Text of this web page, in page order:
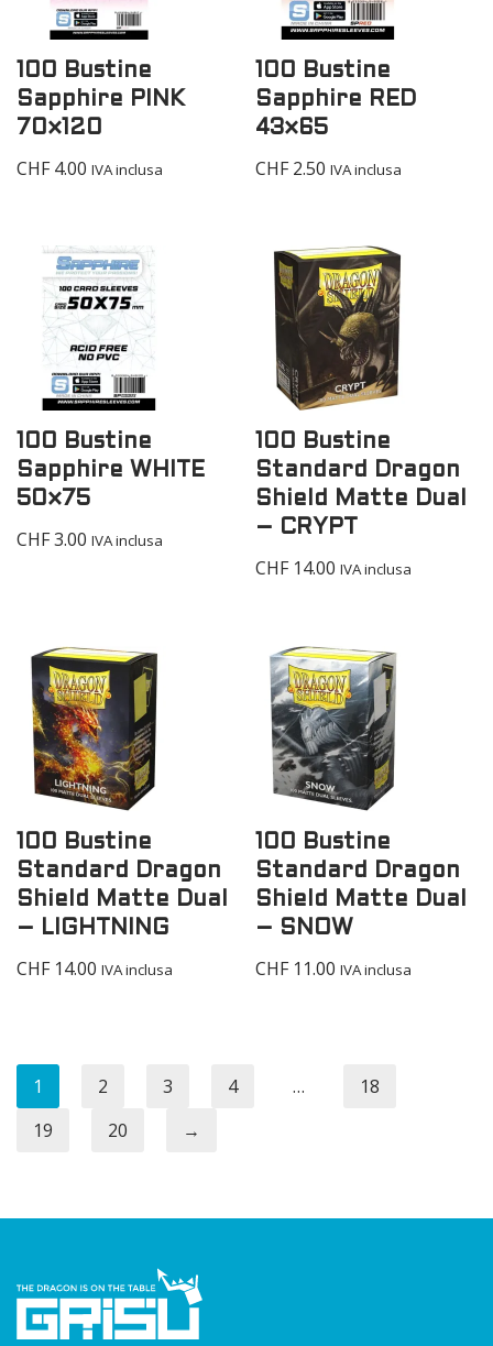
100 Bustine
Sapphire PINK
70×120
CHF4.00 IVA inclusa
100 Bustine
Sapphire RED
43×65
CHF2.50 IVA inclusa
100 Bustine
Sapphire WHITE
50×75
CHF3.00 IVA inclusa
100 Bustine
Standard Dragon
Shield Matte Dual
– CRYPT
CHF14.00 IVA inclusa
100 Bustine
Standard Dragon
Shield Matte Dual
– LIGHTNING
CHF14.00 IVA inclusa
100 Bustine
Standard Dragon
Shield Matte Dual
– SNOW
CHF11.00 IVA inclusa
1 2 3 4 …
18
19
20 →